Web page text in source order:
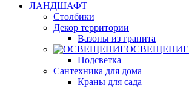
ЛАНДШАФТ
Столбики
Декор территории
Вазоны из гранита
ОСВЕЩЕНИЕ
Подсветка
Сантехника для дома
Краны для сада